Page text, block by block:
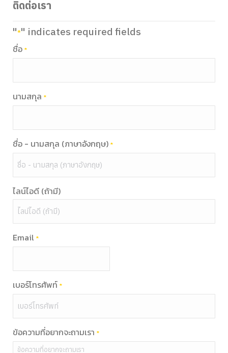
ติดต่อเรา
"*" indicates required fields
ชื่อ *
นามสกุล *
ชื่อ - นามสกุล (ภาษาอังกฤษ) *
ไลน์ไอดี (ถ้ามี)
Email *
เบอร์โทรศัพท์ *
ข้อความที่อยากจะถามเรา *